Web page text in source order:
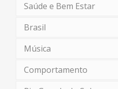
Saúde e Bem Estar
Brasil
Música
Comportamento